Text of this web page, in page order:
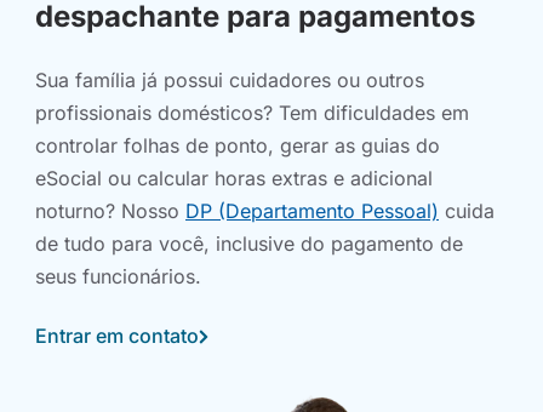
despachante para pagamentos
Sua família já possui cuidadores ou outros
profissionais domésticos? Tem dificuldades em
controlar folhas de ponto, gerar as guias do
eSocial ou calcular horas extras e adicional
noturno? Nosso DP (Departamento Pessoal) cuida
de tudo para você, inclusive do pagamento de
seus funcionários.
Entrar em contato